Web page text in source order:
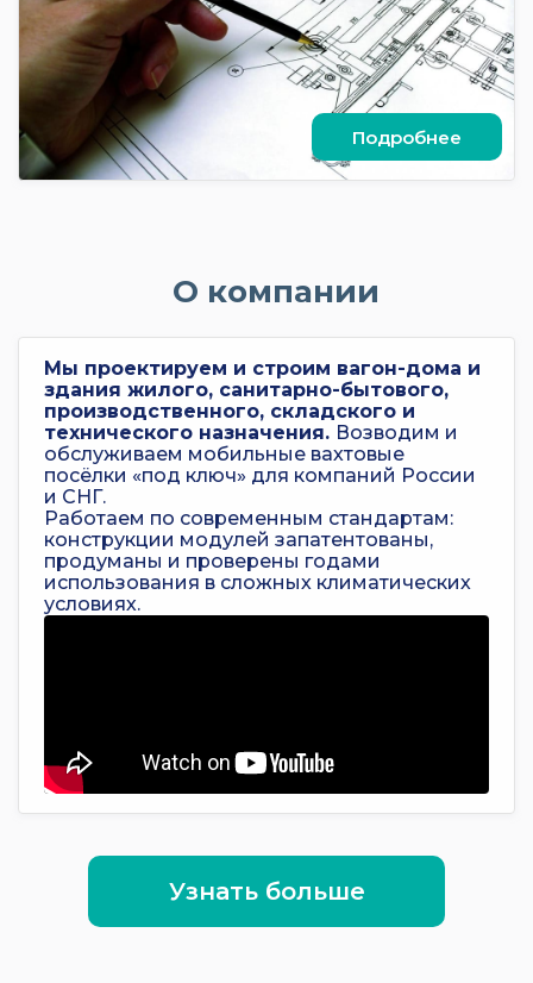
Подробнее
О компании
Мы проектируем и строим вагон-дома и
здания жилого, санитарно-бытового,
производственного, складского и
технического назначения. Возводим и
обслуживаем мобильные вахтовые
посёлки «под ключ» для компаний России
и СНГ.
Работаем по современным стандартам:
конструкции модулей запатентованы,
продуманы и проверены годами
использования в сложных климатических
условиях.
Узнать больше